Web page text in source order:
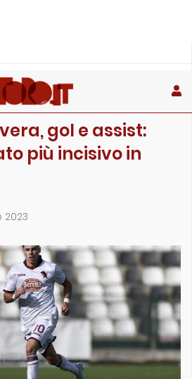
gol e assist:
più incisivo in
2023